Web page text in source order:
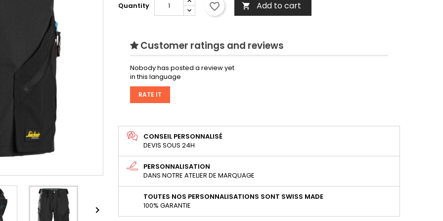

Quantity favorite_border  Add to cart
Customer ratings and reviews
Nobody has posted a review yet
in this language
RATE IT
CONSEIL PERSONNALISÉ
DEVIS SOUS 24H
PERSONNALISATION
DANS NOTRE ATELIER DE MARQUAGE
TOUTES NOS PERSONNALISATIONS SONT SWISS MADE
100% GARANTIE